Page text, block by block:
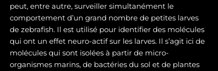
peut, entre autre, surveiller simultanément le
comportement d’un grand nombre de petites larves
de zebrafish. Il est utilisé pour identifier des molécules
qui ont un effet neuro-actif sur les larves. Il s’agit ici de
molécules qui sont isolées à partir de micro-
organismes marins, de bactéries du sol et de plantes